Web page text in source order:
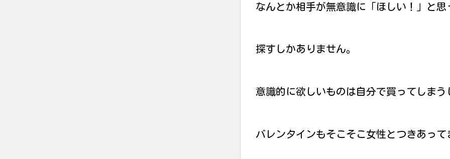
なんとか相手が無意識に「ほしい！」と
探すしかありません。
意識的に欲しいものは自分で買ってしまう
バレンタインもそこそこ女性とつきあっ